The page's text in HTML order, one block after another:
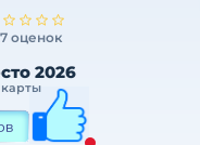
оценок
2026